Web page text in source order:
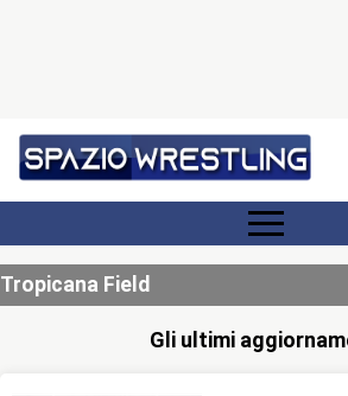
Tropicana Field
Gli ultimi